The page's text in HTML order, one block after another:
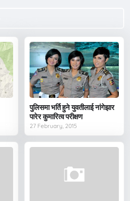
पुलिसमा भर्ति हुने युवतीलाई नांगेझार
पारेर कुमारित्व परीक्षण
27 February, 2015